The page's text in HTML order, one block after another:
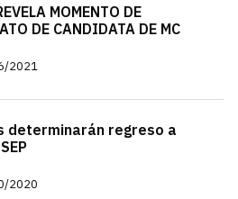
MOMENTO DE
DE CANDIDATA DE MC
2021
determinarán regreso a
2020